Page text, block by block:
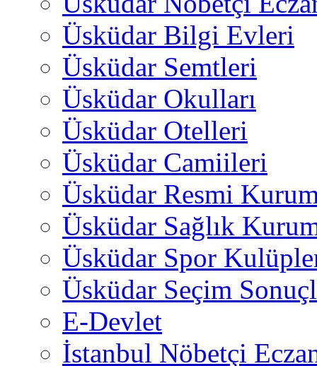
Üsküdar Bilgi Evleri
Üsküdar Semtleri
Üsküdar Okulları
Üsküdar Otelleri
Üsküdar Camiileri
Üsküdar Resmi
Üsküdar Sağlık
Üsküdar Spor
Üsküdar Seçim
E-Devlet
İstanbul Nöbetçi